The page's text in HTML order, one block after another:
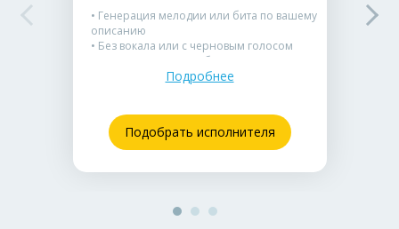
• Генерация мелодии или бита по вашему
описанию
• Без вокала или с черновым голосом
• Один-два варианта без внесения правок
• Отлично подойдет для фоновой музыки
Подробнее
Подобрать исполнителя